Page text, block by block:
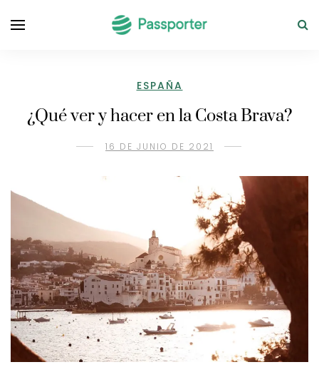
ESPAÑA
¿Qué ver y hacer en la Costa Brava?
16 DE JUNIO DE 2021